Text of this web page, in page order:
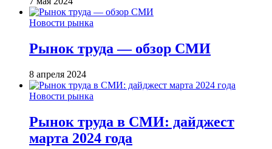
Новости рынка
Рынок труда — обзор СМИ
8 апреля 2024
Новости рынка
Рынок труда в СМИ: дайджест
марта 2024 года